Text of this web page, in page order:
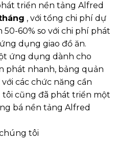
triển nền tảng Alfred
, với tổng chi phí dự
50-60% so với chi phí phát
dụng giao đồ ăn.
ứng dụng dành cho
phát nhanh, bảng quản
các chức năng cần
cũng đã phát triển một
bá nền tảng Alfred
tôi